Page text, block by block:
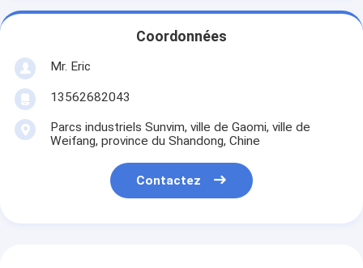
À propos de nous
Nous contacter
Coordonnées
Mr. Eric
13562682043
Parcs industriels Sunvim, ville de Gaomi, ville de
Weifang, province du Shandong, Chine
Contactez